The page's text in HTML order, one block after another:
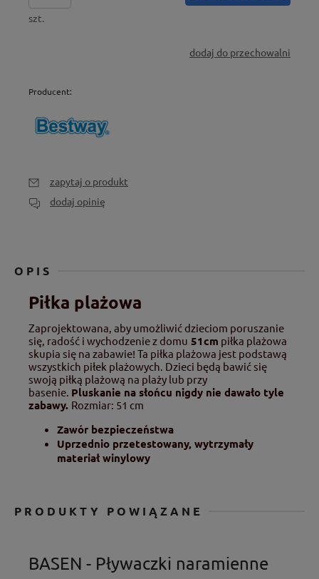
szt.
dodaj do przechowalni
Producent:
zapytaj o produkt
dodaj opinię
OPIS
Piłka plażowa
Zaprojektowana, aby umożliwić dzieciom poruszanie
się, radość i wychodzenie z domu 51cm piłka plażowa
skupia się na zabawie! Ta piłka plażowa jest podstawą
wszystkich piłek plażowych. Dzieci będą bawić się
swoją piłką plażową na plaży lub przy
basenie. Pluskanie na słońcu nigdy nie dawało tyle
zabawy. Rozmiar: 51 cm
Zawór bezpieczeństwa
Uprzednio przetestowany, wytrzymały
materiał winylowy
PRODUKTY POWIĄZANE
BASEN - Pływaczki naramienne